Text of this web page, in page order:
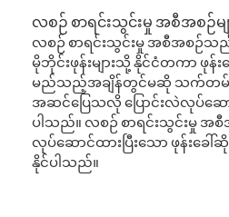
လစဉ် စာရင်းသွင်းမှု အစီအစဉ်မျ
လစဉ် စာရင်းသွင်းမှု အစီအစဉ်သည်
မိုဘိုင်းဖုန်းများသို့ နိုင်ငံတကာ ဖုန်းခ
မည်သည့်အချိန်တွင်မဆို သက်တမ်
အဆင်ပြေသလို ပြောင်းလဲလုပ်ဆ
ပါသည်။ လစဉ် စာရင်းသွင်းမှု အ
လုပ်ဆောင်ထားပြီးသော ဖုန်းခေ
နိုင်ပါသည်။